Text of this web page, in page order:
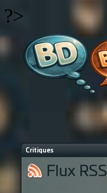
?>
Critiques
Flux RSS